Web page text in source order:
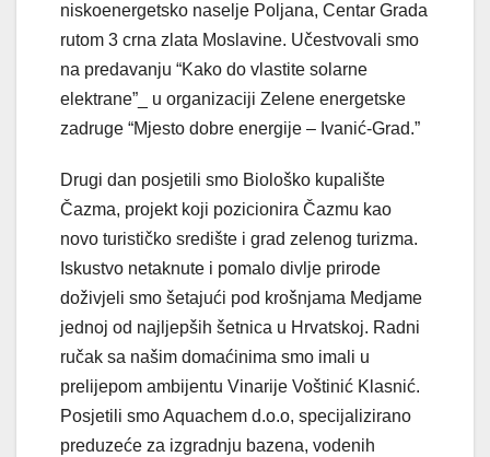
niskoenergetsko naselje Poljana, Centar Grada
rutom 3 crna zlata Moslavine. Učestvovali smo
na predavanju “Kako do vlastite solarne
elektrane”_ u organizaciji Zelene energetske
zadruge “Mjesto dobre energije – Ivanić-Grad.”
Drugi dan posjetili smo Biološko kupalište
Čazma, projekt koji pozicionira Čazmu kao
novo turističko središte i grad zelenog turizma.
Iskustvo netaknute i pomalo divlje prirode
doživjeli smo šetajući pod krošnjama Medjame
jednoj od najljepših šetnica u Hrvatskoj. Radni
ručak sa našim domaćinima smo imali u
prelijepom ambijentu Vinarije Voštinić Klasnić.
Posjetili smo Aquachem d.o.o, specijalizirano
preduzeće za izgradnju bazena, vodenih